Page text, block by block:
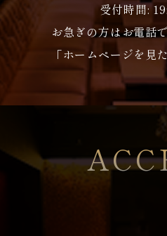
受付時間:
お急ぎの方はお電話
「ホームページを見